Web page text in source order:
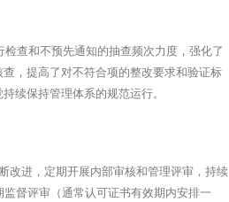
查和不预先通知的抽查频次力度，强化了
，提高了对不符合项的整改要求和验证标
续保持管理体系的规范运行。
改进，定期开展内部审核和管理评审，持续
督评审（通常认可证书有效期内安排一